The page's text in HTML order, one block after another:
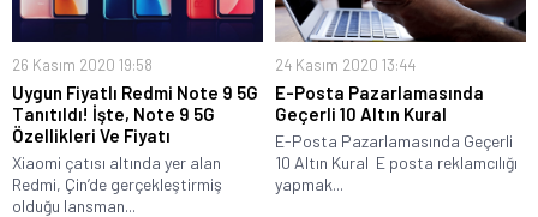
26 Kasım 2020 19:58
Uygun Fiyatlı Redmi Note 9 5G
Tanıtıldı! İşte, Note 9 5G
Özellikleri Ve Fiyatı
Xiaomi çatısı altında yer alan
Redmi, Çin’de gerçekleştirmiş
olduğu lansman...
24 Kasım 2020 13:44
E-Posta Pazarlamasında
Geçerli 10 Altın Kural
E-Posta Pazarlamasında Geçerli
10 Altın Kural E posta reklamcılığı
yapmak...